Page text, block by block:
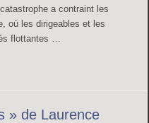
a contraint les
où les dirigeables et les
flottantes …
» de Laurence